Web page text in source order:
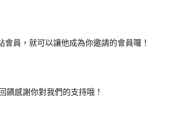
員，就可以讓他成為你邀請的會員囉！
饋感謝你對我們的支持哦！